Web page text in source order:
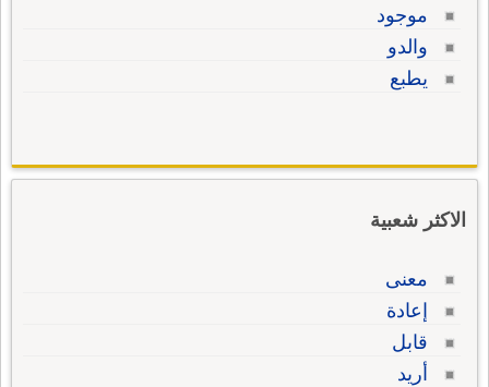
موجود
والدو
يطبع
الاكثر شعبية
معنى
إعادة
قابل
أريد